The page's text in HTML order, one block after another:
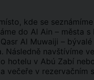
kde se
do Al Ain – města
Al Muwaiji –
Následně navštívíme
hotelu v Abú Zabí
večeře v rezervačním